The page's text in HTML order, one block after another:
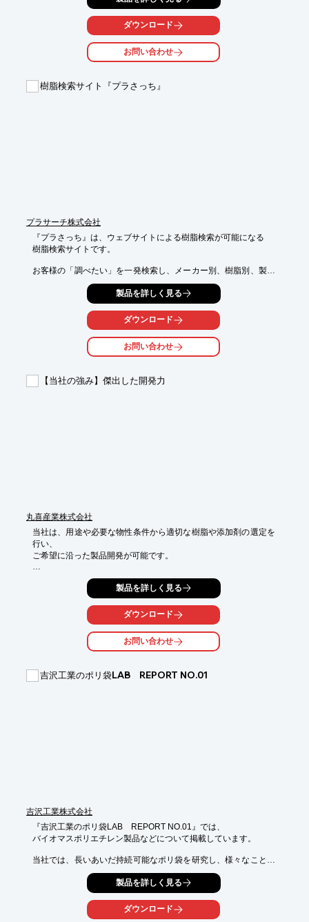
機能性を保ちながら最大50％再生原料を使用することができ、
さらにコスト面も抑制することが可能です。
■巾着袋
ダウンロード
お問い合わせ
樹脂検索サイト『プラさっち』
プラサーチ株式会社
『プラさっち』は、ウェブサイトによる樹脂検索が可能になる
樹脂検索サイトです。
お客様の「調べたい」を一発検索し、メーカー別、樹脂別、製品
グレード別、物性別によるWEB検索が可能。
また、IT(情報技術)化の推進により本社・工場・支店・海外店と
情報共有化が図れます。ご要望の際はお気軽にお問い合わせくだ
■化学工業日報社発行「プラスチック成形材料商取引便覧」を完
製品を詳しく見る
ダウンロード
お問い合わせ
【当社の強み】傑出した開発力
丸喜産業株式会社
当社は、用途や必要な物性条件から適切な樹脂や添加剤の選定を
行い、
ご希望に沿った製品開発が可能です。
リサイクル材においては絶対的な自信を持ち、独自のノウハウで
ありながら、リーズナブルな製品をご提供。
今までの製品にはなかった新たなものをお客様と共に考え、もの
貢献してまいります。
■用途や必要な物性条件から適切な樹脂や添加剤の選定
製品を詳しく見る
ダウンロード
お問い合わせ
吉沢工業のポリ袋LAB REPORT NO.01
吉沢工業株式会社
『吉沢工業のポリ袋LAB　REPORT NO.01』では、
バイオマスポリエチレン製品などについて掲載しています。
当社では、長いあいだ持続可能なポリ袋を研究し、様々なことに
きました。ここでは、研究成果と、今の取り組みについてレポー
トしています。
製品を詳しく見る
ダウンロード